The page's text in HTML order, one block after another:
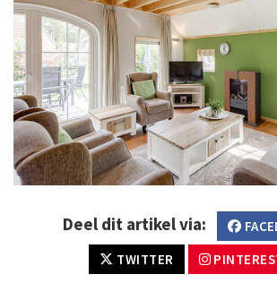
Deel dit artikel via:
TWITTER